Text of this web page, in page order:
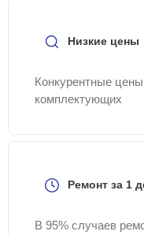
Низкие цены
Конкурентные
комплектующих
Ремонт за 1
В 95% случаев